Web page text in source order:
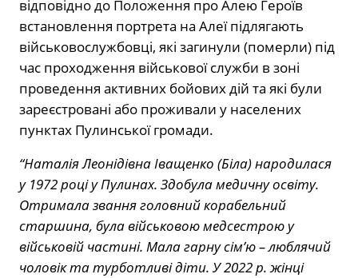
відповідно до Положення про Алею Героїв
встановлення портрета на Алеї підлягають
військовослужбовці, які загинули (померли) під
час проходження військової служби в зоні
проведення активних бойових дій та які були
зареєстровані або проживали у населених
пунктах Пулинської громади.
“Наталія Леонідівна Іващенко (Біла) народилася
у 1972 році у Пулинах. Здобула медичну освіту.
Отримала звання головний корабельний
старшина, була військовою медсестрою у
військовій частині. Мала гарну сім’ю – люблячий
чоловік та турботливі діти. У 2022 р. жінці